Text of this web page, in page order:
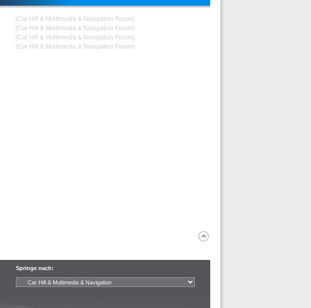
(Car Hifi & Multimedia & Navigation Forum)
(Car Hifi & Multimedia & Navigation Forum)
(Car Hifi & Multimedia & Navigation Forum)
(Car Hifi & Multimedia & Navigation Forum)
Springe nach: